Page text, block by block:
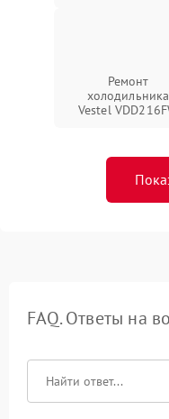
Ремонт
холодильника
Vestel
FAQ. Ответы на